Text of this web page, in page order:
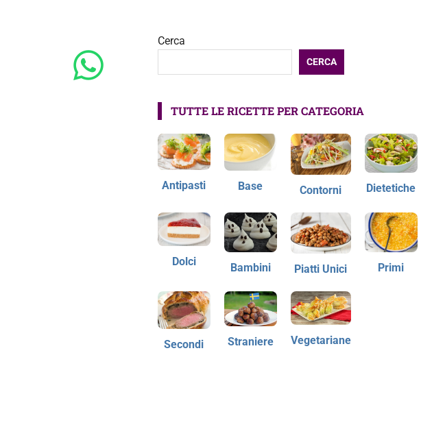
Cerca
CERCA
TUTTE LE RICETTE PER CATEGORIA
Antipasti Base Contorni Dietetiche
Dolci Bambini Piatti Unici Primi
Secondi Straniere Vegetariane